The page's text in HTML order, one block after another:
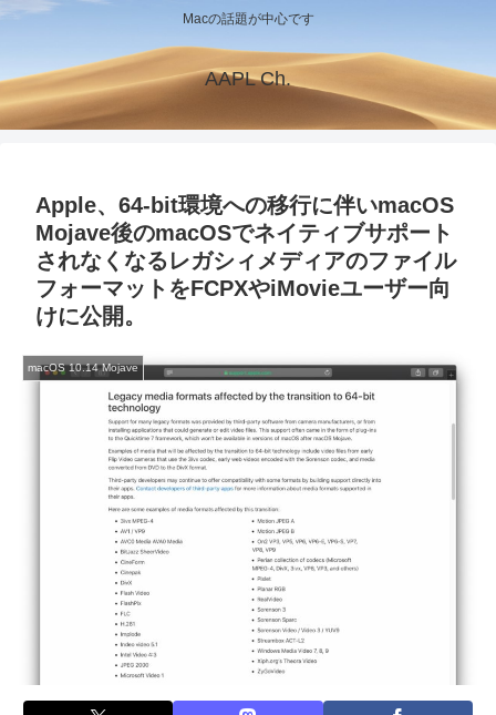
Macの話題が中心です
AAPL Ch.
Apple、64-bit環境への移行に伴いmacOS
Mojave後のmacOSでネイティブサポート
されなくなるレガシィメディアのファイル
フォーマットをFCPXやiMovieユーザー向
けに公開。
macOS 10.14 Mojave